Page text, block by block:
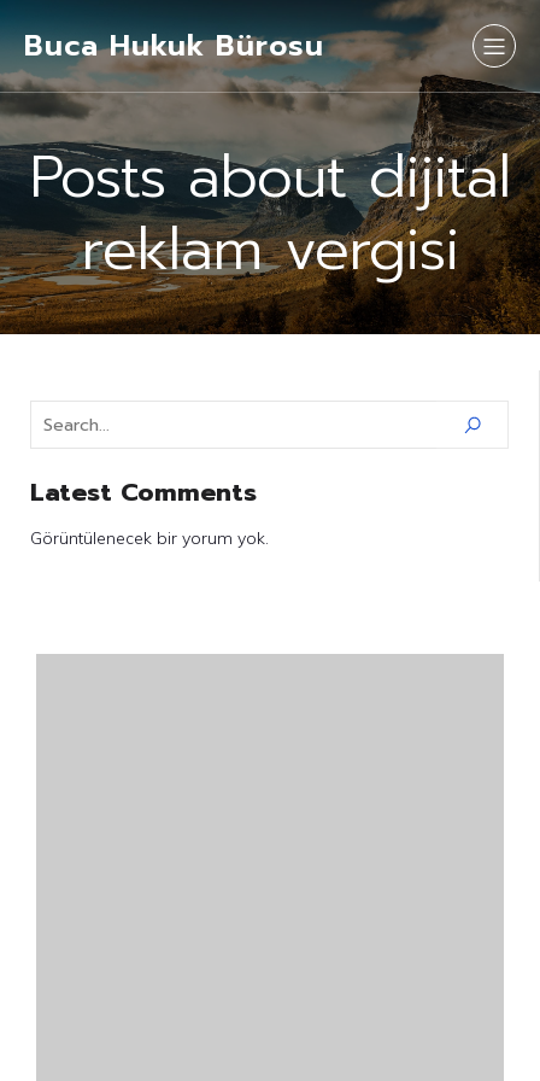
Buca Hukuk Bürosu
Posts about dijital
reklam vergisi
Latest Comments
Görüntülenecek bir yorum yok.